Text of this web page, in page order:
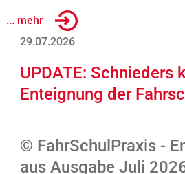
... mehr
29.07.2026
UPDATE: Schnieders
Enteignung der
© FahrSchulPraxis -
aus Ausgabe Juli